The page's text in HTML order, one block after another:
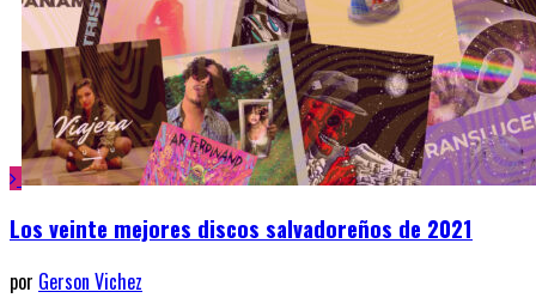
Los veinte mejores discos salvadoreños de 2021
por Gerson Vichez